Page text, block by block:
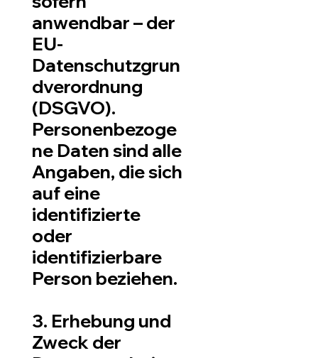
anwendbar – der
EU-
Datenschutzgrun
dverordnung
(DSGVO).
Personenbezoge
ne Daten sind alle
Angaben, die sich
auf eine
identifizierte
oder
identifizierbare
Person beziehen.
3. Erhebung und
Zweck der